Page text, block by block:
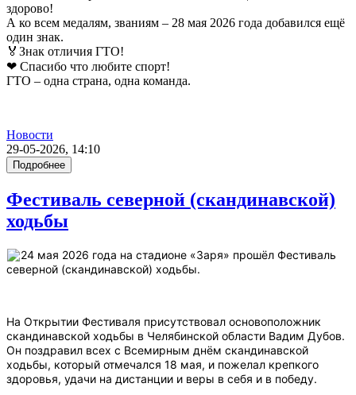
здорово!
А ко всем медалям, званиям – 28 мая 2026 года добавился ещё
один знак.
🏅Знак отличия ГТО!
❤ Спасибо что любите спорт!
ГТО – одна страна, одна команда.
Новости
29-05-2026, 14:10
Подробнее
Фестиваль северной (скандинавской)
ходьбы
24 мая 2026 года на стадионе «Заря» прошёл Фестиваль
северной (скандинавской) ходьбы.
На Открытии Фестиваля присутствовал основоположник
скандинавской ходьбы в Челябинской области Вадим Дубов.
Он поздравил всех с Всемирным днём скандинавской
ходьбы, который отмечался 18 мая, и пожелал крепкого
здоровья, удачи на дистанции и веры в себя и в победу.